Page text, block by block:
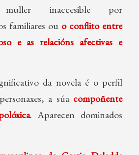
inaccesible por
familiares ou o conflito entre
e as relacións afectivas e
da novela é o perfil
a súa compoñente
. Aparecen dominados